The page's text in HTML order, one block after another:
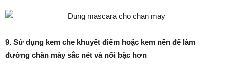
9. Sử dụng kem che khuyết điểm hoặc kem nền để làm
đường chân mày sắc nét và nổi bậc hơn